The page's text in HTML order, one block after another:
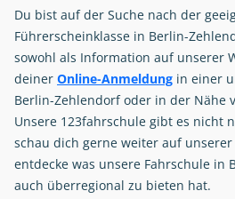
Du bist auf der Suche nach der
Führerscheinklasse in Berlin-
sowohl als Information auf unserer
deiner Online-Anmeldung in einer
Berlin-Zehlendorf oder in der Nähe
Unsere 123fahrschule gibt es nicht
schau dich gerne weiter auf
entdecke was unsere Fahrschule in
auch überregional zu bieten hat.